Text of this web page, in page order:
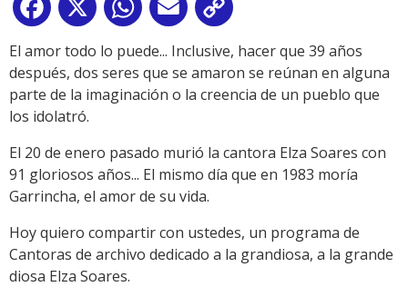
Facebook
X WhatsApp
Email
Link
El amor todo lo puede... Inclusive, hacer que 39 años
después, dos seres que se amaron se reúnan en alguna
parte de la imaginación o la creencia de un pueblo que
los idolatró.
El 20 de enero pasado murió la cantora Elza Soares con
91 gloriosos años... El mismo día que en 1983 moría
Garrincha, el amor de su vida.
Hoy quiero compartir con ustedes, un programa de
Cantoras de archivo dedicado a la grandiosa, a la grande
diosa Elza Soares.